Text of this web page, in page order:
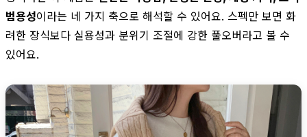
범용성이라는 네 가지 축으로 해석할 수 있어요. 스펙만 보면 화
려한 장식보다 실용성과 분위기 조절에 강한 풀오버라고 볼 수
있어요.